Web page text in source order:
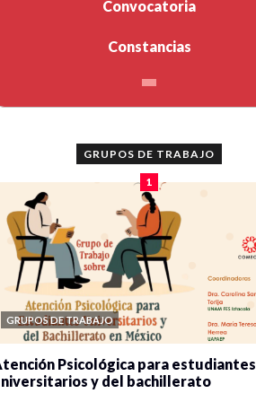
Convocatoria
Constancias
GRUPOS DE TRABAJO
1
GRUPOS DE TRABAJO
Psicológica para estudiantes
y del bachillerato